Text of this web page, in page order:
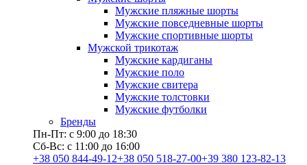
Мужские пляжные шорты
Мужские повседневные шорты
Мужские спортивные шорты
Мужской трикотаж
Мужские кардиганы
Мужские поло
Мужские свитера
Мужские толстовки
Мужские футболки
Бренды
Пн-Пт: с 9:00 до 18:30
Сб-Вс: с 11:00 до 16:00
+38 050 844-49-12+38 050 518-27-00+39 380 123-82-13